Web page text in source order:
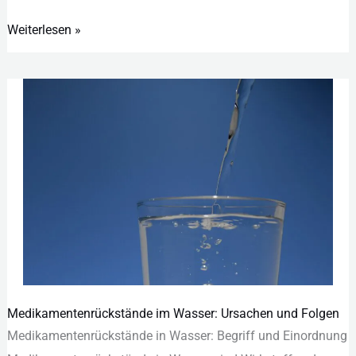
Weiterlesen »
Medikamentenrückstände im Wasser: Ursachen und Folgen
Med︇ikamentenrückstände in Was︇ser: Beg︇riff und︇ Ein︇ordnung
Medikamentenrückstände
im